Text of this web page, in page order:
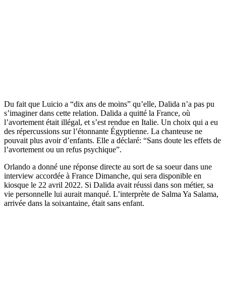
Du fait que Luicio a “dix ans de moins” qu’elle, Dalida n’a pas pu
s’imaginer dans cette relation. Dalida a quitté la France, où
l’avortement était illégal, et s’est rendue en Italie. Un choix qui a eu
des répercussions sur l’étonnante Égyptienne. La chanteuse ne
pouvait plus avoir d’enfants. Elle a déclaré: “Sans doute les effets de
l’avortement ou un refus psychique”.
Orlando a donné une réponse directe au sort de sa soeur dans une
interview accordée à France Dimanche, qui sera disponible en
kiosque le 22 avril 2022. Si Dalida avait réussi dans son métier, sa
vie personnelle lui aurait manqué. L’interprète de Salma Ya Salama,
arrivée dans la soixantaine, était sans enfant.